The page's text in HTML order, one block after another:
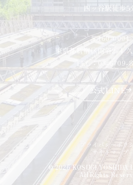
〒160-0004
東京都新宿区四谷2-4
TEL：03-6709-
公式LINE
© 2026 KOSUGI YOSHIDA
All Rights
プライバシーポリ
サイトマップ